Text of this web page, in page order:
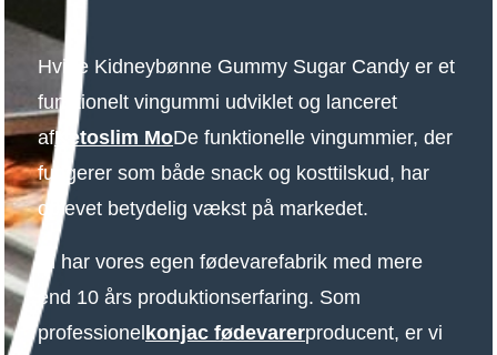
Hvide Kidneybønne Gummy Sugar Candy er et
funktionelt vingummi udviklet og lanceret
afKetoslim MoDe funktionelle vingummier, der
fungerer som både snack og kosttilskud, har
oplevet betydelig vækst på markedet.
Vi har vores egen fødevarefabrik med mere
end 10 års produktionserfaring. Som
professionelkonjac fødevarerproducent, er vi